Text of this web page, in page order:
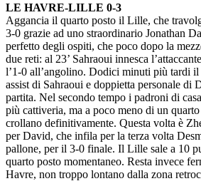
LE HAVRE-LILLE 0-3
Aggancia il quarto posto il Lille, che
3-0 grazie ad uno straordinario Jonathan
perfetto degli ospiti, che poco dopo la
due reti: al 23’ Sahraoui innesca
l’1-0 all’angolino. Dodici minuti più tardi
assist di Sahraoui e doppietta personale di
partita. Nel secondo tempo i padroni di
più cattiveria, ma a poco meno di un
crollano definitivamente. Questa volta è
per David, che infila per la terza volta
pallone, per il 3-0 finale. Il Lille sale a 10
quarto posto momentaneo. Resta invece
Havre, non troppo lontano dalla zona